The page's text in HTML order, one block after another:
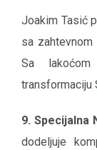
Joakim Tasić
sa
Sa
transformaciju
9. Specijalna
dodeljuje